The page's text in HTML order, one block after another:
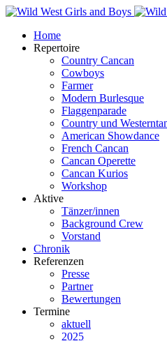
Home
Repertoire
Country Cancan
Cowboys
Farmer
Modern Burlesque
Flaggenparade
Country und
American Showdance
French Cancan
Cancan Operette
Cancan Kurios
Workshop
Aktive
Tänzer/innen
Background Crew
Vorstand
Chronik
Referenzen
Presse
Partner
Bewertungen
Termine
aktuell
2025